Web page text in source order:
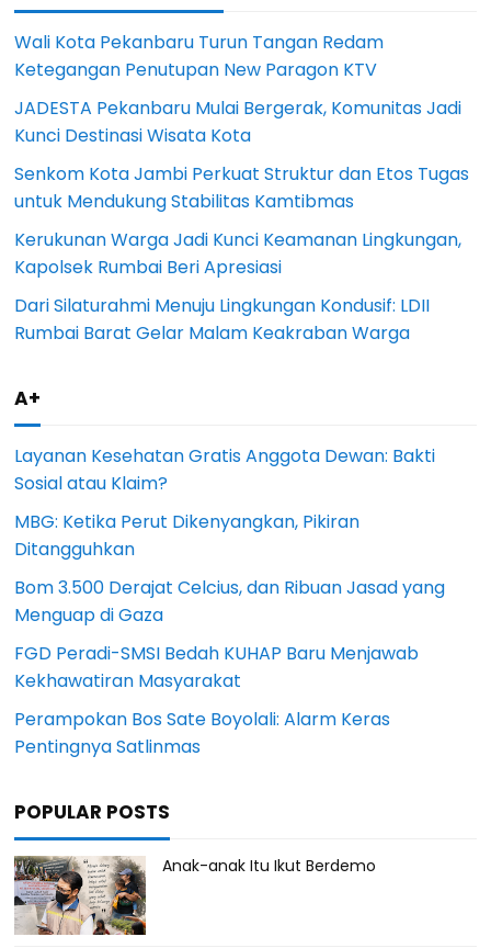
Wali Kota Pekanbaru Turun Tangan Redam
Ketegangan Penutupan New Paragon KTV
JADESTA Pekanbaru Mulai Bergerak, Komunitas Jadi
Kunci Destinasi Wisata Kota
Senkom Kota Jambi Perkuat Struktur dan Etos Tugas
untuk Mendukung Stabilitas Kamtibmas
Kerukunan Warga Jadi Kunci Keamanan Lingkungan,
Kapolsek Rumbai Beri Apresiasi
Dari Silaturahmi Menuju Lingkungan Kondusif: LDII
Rumbai Barat Gelar Malam Keakraban Warga
A+
Layanan Kesehatan Gratis Anggota Dewan: Bakti
Sosial atau Klaim?
MBG: Ketika Perut Dikenyangkan, Pikiran
Ditangguhkan
Bom 3.500 Derajat Celcius, dan Ribuan Jasad yang
Menguap di Gaza
FGD Peradi-SMSI Bedah KUHAP Baru Menjawab
Kekhawatiran Masyarakat
Perampokan Bos Sate Boyolali: Alarm Keras
Pentingnya Satlinmas
POPULAR POSTS
Anak-anak Itu Ikut Berdemo